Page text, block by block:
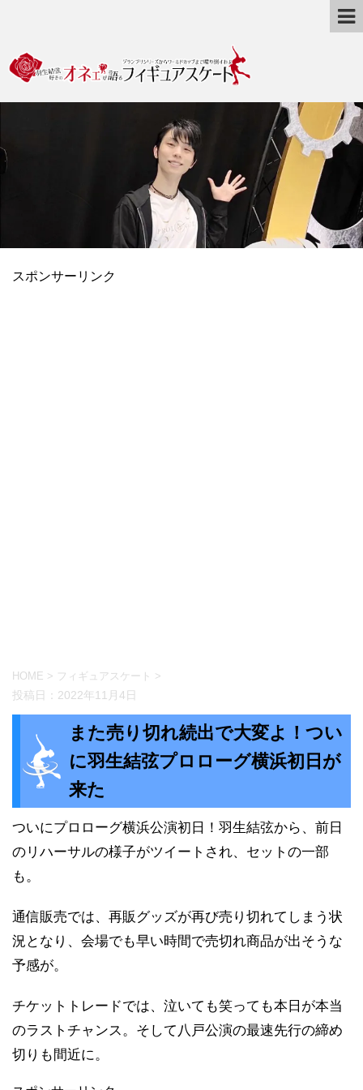
スポンサーリンク
HOME > フィギュアスケート >
投稿日： 2022年11月4日
また売り切れ続出で大変よ！つい
に羽生結弦プロローグ横浜初日が
来た
ついにプロローグ横浜公演初日！羽生結弦から、前日
のリハーサルの様子がツイートされ、セットの一部
も。
通信販売では、再販グッズが再び売り切れてしまう状
況となり、会場でも早い時間で売切れ商品が出そうな
予感が。
チケットトレードでは、泣いても笑っても本日が本当
のラストチャンス。そして八戸公演の最速先行の締め
切りも間近に。